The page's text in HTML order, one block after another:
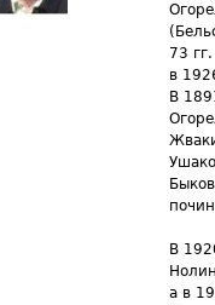
73
в
В
В
а в